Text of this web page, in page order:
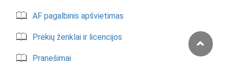
AF pagalbinis apšvietimas
Prekių ženklai ir licencijos
Pranešimai